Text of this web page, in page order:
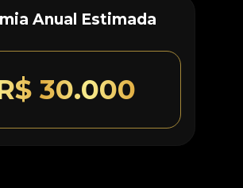
Anual Estimada
30.000